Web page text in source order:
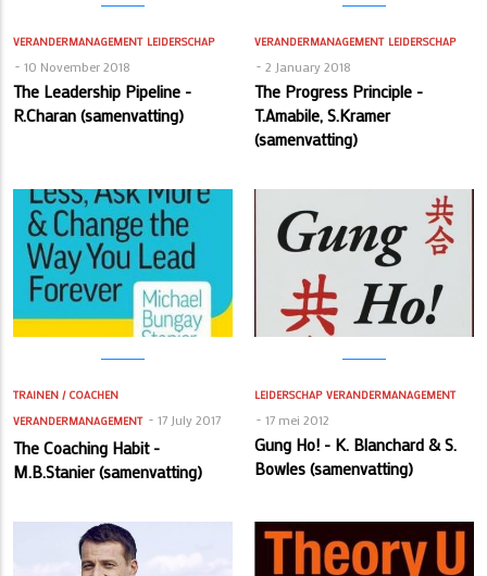
VERANDERMANAGEMENT LEIDERSCHAP
10 November 2018
The Leadership Pipeline -
R.Charan (samenvatting)
VERANDERMANAGEMENT LEIDERSCHAP
2 January 2018
The Progress Principle -
T.Amabile, S.Kramer
(samenvatting)
TRAINEN / COACHEN
VERANDERMANAGEMENT
17 July 2017
The Coaching Habit -
M.B.Stanier (samenvatting)
LEIDERSCHAP VERANDERMANAGEMENT
17 mei 2012
Gung Ho! - K. Blanchard & S.
Bowles (samenvatting)